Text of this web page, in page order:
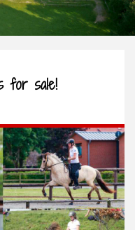
for sale!